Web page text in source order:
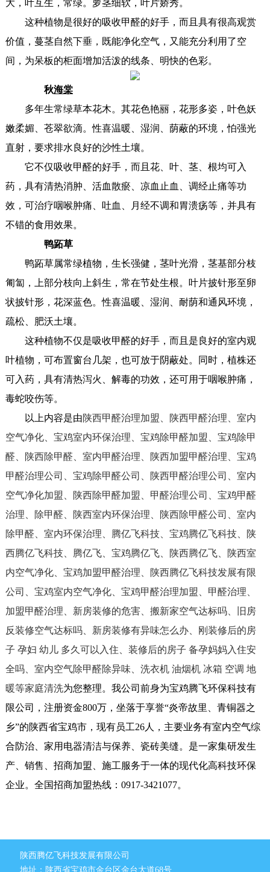
大，叶互生，常绿。萝茎细软，叶片娇秀。
这种植物是很好的吸收甲醛的好手，而且具有很高观赏
价值，蔓茎自然下垂，既能净化空气，又能充分利用了空
间，为呆板的柜面增加活泼的线条、明快的色彩。
秋海棠
多年生常绿草本花木。其花色艳丽，花形多姿，叶色妖
嫩柔媚、苍翠欲滴。性喜温暖、湿润、荫蔽的环境，怕强光
直射，要求排水良好的沙性土壤。
它不仅吸收甲醛的好手，而且花、叶、茎、根均可入
药，具有清热消肿、活血散瘀、凉血止血、调经止痛等功
效，可治疗咽喉肿痛、吐血、月经不调和胃溃疡等，并具有
不错的食用效果。
鸭跖草
鸭跖草属常绿植物，生长强健，茎叶光滑，茎基部分枝
匍匐，上部分枝向上斜生，常在节处生根。叶片披针形至卵
状披针形，花深蓝色。性喜温暖、湿润、耐荫和通风环境，
疏松、肥沃土壤。
这种植物不仅是吸收甲醛的好手，而且是良好的室内观
叶植物，可布置窗台几架，也可放于阴蔽处。同时，植株还
可入药，具有清热泻火、解毒的功效，还可用于咽喉肿痛，
毒蛇咬伤等。
以上内容是由陕西甲醛治理加盟、陕西甲醛治理、室内
空气净化、宝鸡室内环保治理、宝鸡除甲醛加盟、宝鸡除甲
醛、陕西除甲醛、室内甲醛治理、陕西加盟甲醛治理、宝鸡
甲醛治理公司、宝鸡除甲醛公司、陕西甲醛治理公司、室内
空气净化加盟、陕西除甲醛加盟、甲醛治理公司、宝鸡甲醛
治理、除甲醛、陕西室内环保治理、陕西除甲醛公司、室内
除甲醛、室内环保治理、腾亿飞科技、宝鸡腾亿飞科技、陕
西腾亿飞科技、腾亿飞、宝鸡腾亿飞、陕西腾亿飞、陕西室
内空气净化、宝鸡加盟甲醛治理、陕西腾亿飞科技发展有限
公司、宝鸡室内空气净化、宝鸡甲醛治理加盟、甲醛治理、
加盟甲醛治理、新房装修的危害、搬新家空气达标吗、旧房
反装修空气达标吗、新房装修有异味怎么办、刚装修后的房
子 孕妇 幼儿 多久可以入住、装修后的房子 备孕妈妈入住安
全吗、室内空气除甲醛除异味、洗衣机 油烟机 冰箱 空调 地
暖等家庭清洗为您整理。我公司前身为宝鸡腾飞环保科技有
限公司，注册资金800万，坐落于享誉“炎帝故里、青铜器之
乡”的陕西省宝鸡市，现有员工26人，主要业务有室内空气综
合防治、家用电器清洁与保养、瓷砖美缝。是一家集研发生
产、销售、招商加盟、施工服务于一体的现代化高科技环保
企业。全国招商加盟热线：0917-3421077。
陕西腾亿飞科技发展有限公司
地址：陕西省宝鸡市金台区金台大道68号